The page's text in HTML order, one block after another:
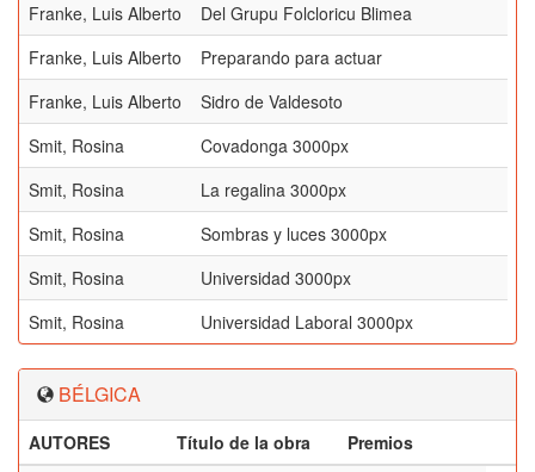
Franke, Luis Alberto
Del Grupu Folcloricu Blimea
Franke, Luis Alberto
Preparando para actuar
Franke, Luis Alberto
Sidro de Valdesoto
Smit, Rosina
Covadonga 3000px
Smit, Rosina
La regalina 3000px
Smit, Rosina
Sombras y luces 3000px
Smit, Rosina
Universidad 3000px
Smit, Rosina
Universidad Laboral 3000px
BÉLGICA
AUTORES Título de la obra
Premios